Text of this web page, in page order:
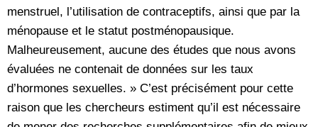
menstruel, l’utilisation de contraceptifs, ainsi que par la
ménopause et le statut postménopausique.
Malheureusement, aucune des études que nous avons
évaluées ne contenait de données sur les taux
d’hormones sexuelles. » C’est précisément pour cette
raison que les chercheurs estiment qu’il est nécessaire